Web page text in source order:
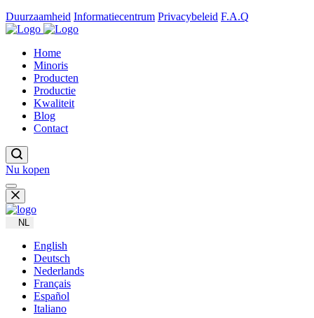
Duurzaamheid Informatiecentrum Privacybeleid F.A.Q
Home
Minoris
Producten
Productie
Kwaliteit
Blog
Contact
Nu kopen
NL
English
Deutsch
Nederlands
Français
Español
Italiano